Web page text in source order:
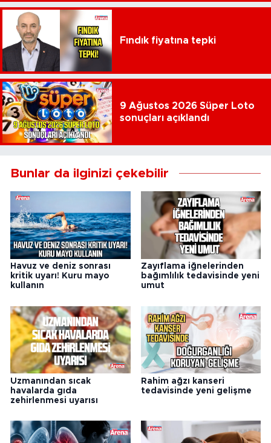
Fındık fiyatına tepki
9 Ağustos 2026 Süper Loto
sonuçları açıklandı
Bunlar da ilginizi çekebilir
Havuz ve deniz sonrası
kritik uyarı! Kuru mayo
kullanın
Zayıflama iğnelerinden
bağımlılık tedavisinde yeni
umut
Uzmanından sıcak
havalarda gıda
zehirlenmesi uyarısı
Rahim ağzı kanseri
tedavisinde yeni gelişme